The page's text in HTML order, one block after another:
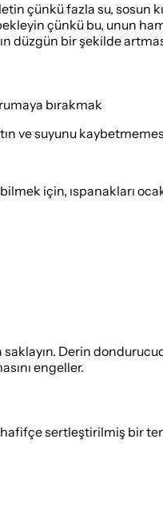
çünkü fazla su, sosun
çünkü bu, unun
düzgün bir şekilde
bırakmak
ve suyunu
için, ıspanakları
Derin
engeller.
sertleştirilmiş bir